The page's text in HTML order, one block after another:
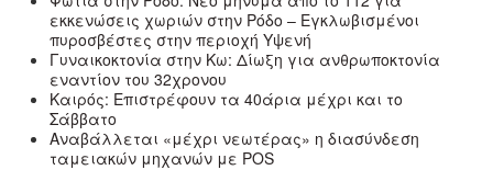
εκκενώσεις χωριών στην Ρόδο – Εγκλωβισμένοι
πυροσβέστες στην περιοχή Υψενή
Γυναικοκτονία στην Κω: Δίωξη για ανθρωποκτονία
εναντίον του 32χρονου
Καιρός: Επιστρέφουν τα 40άρια μέχρι και το
Σάββατο
Αναβάλλεται «μέχρι νεωτέρας» η διασύνδεση
ταμειακών μηχανών με POS